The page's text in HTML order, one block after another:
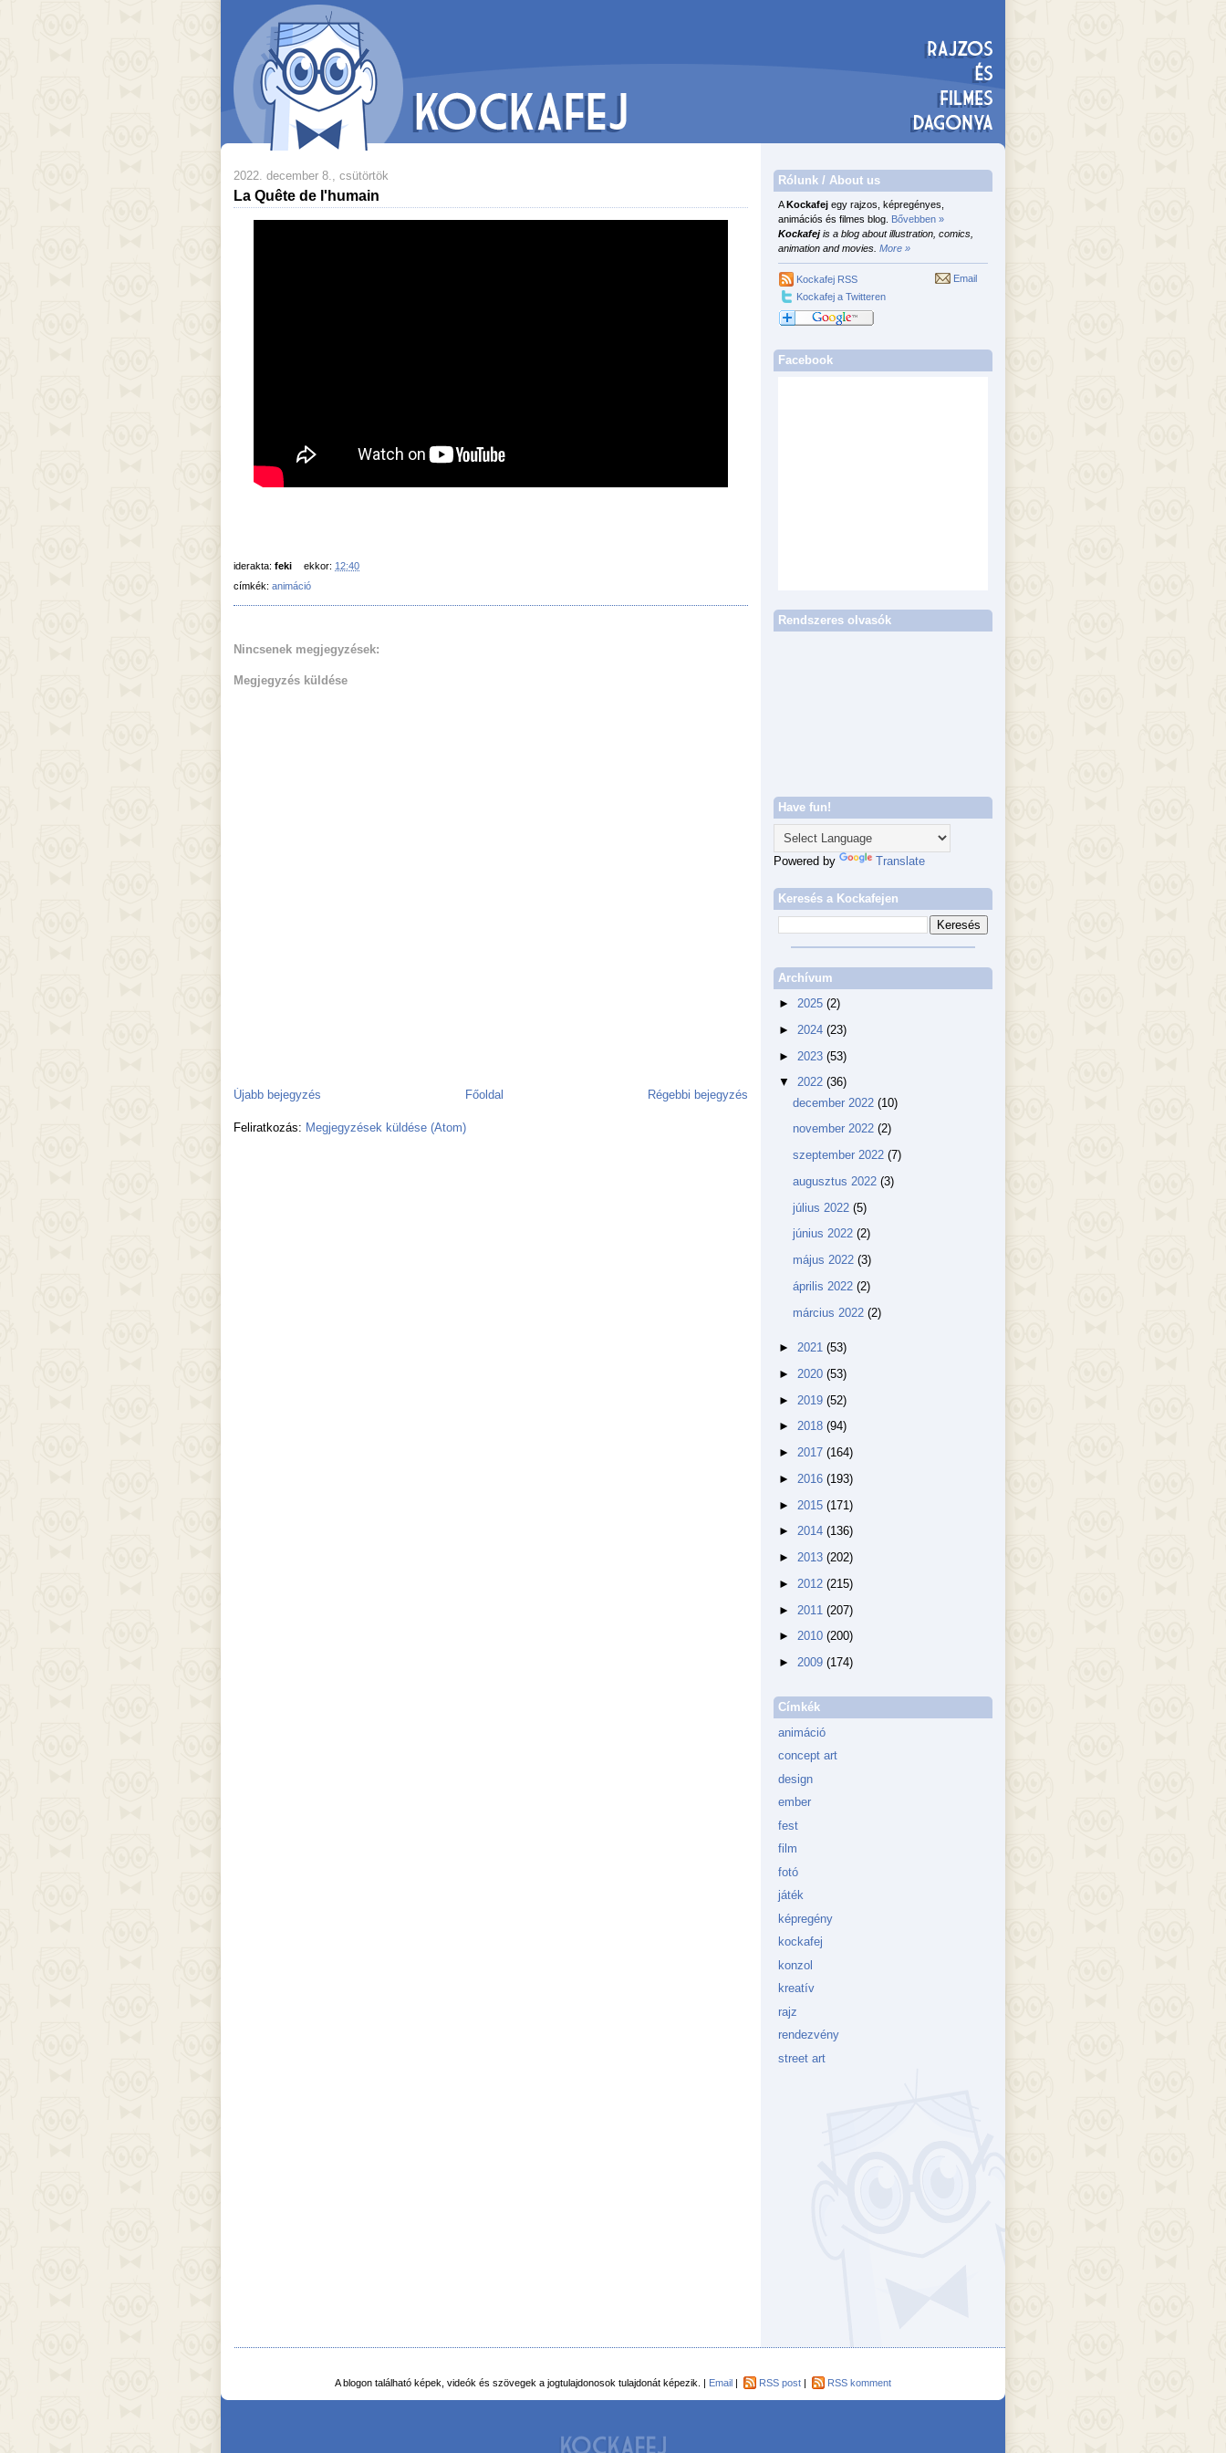
2022. december 8., csütörtök
La Quête de l'humain
iderakta: feki ekkor: 12:40
címkék: animáció
Nincsenek megjegyzések:
Megjegyzés küldése
Újabb bejegyzés Régebbi bejegyzés
Főoldal
Feliratkozás: Megjegyzések küldése (Atom)
Rólunk / About us
AKockafej egy rajzos, képregényes,
animációs és filmes blog. Bővebben »
Kockafejis a blog about illustration, comics,
animation and movies. More »
Kockafej RSS
Kockafej a Twitteren
Email
Facebook
Rendszeres olvasók
Have fun!
Powered by Translate
Keresés a Kockafejen
Archívum
► 2025 (2)
► 2024 (23)
► 2023 (53)
▼ 2022 (36)
december 2022 (10)
november 2022 (2)
szeptember 2022 (7)
augusztus 2022 (3)
július 2022 (5)
június 2022 (2)
május 2022 (3)
április 2022 (2)
március 2022 (2)
► 2021 (53)
► 2020 (53)
► 2019 (52)
► 2018 (94)
► 2017 (164)
► 2016 (193)
► 2015 (171)
► 2014 (136)
► 2013 (202)
► 2012 (215)
► 2011 (207)
► 2010 (200)
► 2009 (174)
Címkék
animáció
concept art
design
ember
fest
film
fotó
játék
képregény
kockafej
konzol
kreatív
rajz
rendezvény
street art
A blogon található képek, videók és szövegek a jogtulajdonosok tulajdonát képezik. | Email | RSS post | RSS komment